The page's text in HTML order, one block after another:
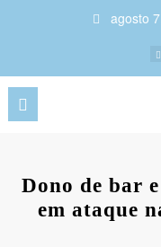
agosto
Dono de bar
em ataque